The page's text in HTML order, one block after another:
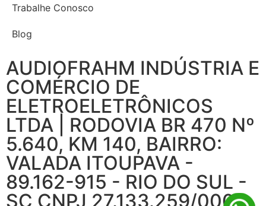
Trabalhe Conosco
Blog
AUDIOFRAHM INDÚSTRIA E
COMÉRCIO DE
ELETROELETRÔNICOS
LTDA | RODOVIA BR 470 Nº
5.640, KM 140, BAIRRO:
VALADA ITOUPAVA -
89.162-915 - RIO DO SUL -
SC CNPJ 27.133.259/0001-